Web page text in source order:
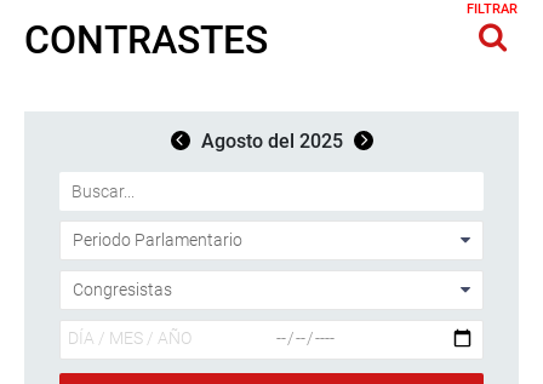
CONTRASTES
FILTRAR
Agosto del 2025